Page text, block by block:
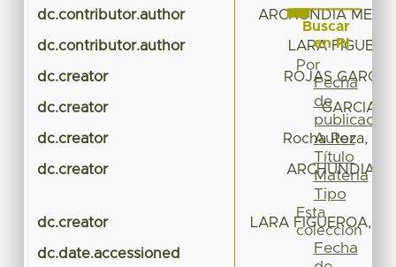
dc.contributor.author ARCHUNDIA
dc.contributor.author LARA
dc.creator ROJAS
dc.creator GARCIA
dc.creator Rocha Reza,
dc.creator ARCHUNDIA
dc.creator LARA FIGUEROA,
dc.date.accessioned
Buscar
en RI
Por
Fecha
de
publicación
Autor
Título
Materia
Tipo
Esta
colección
Fecha